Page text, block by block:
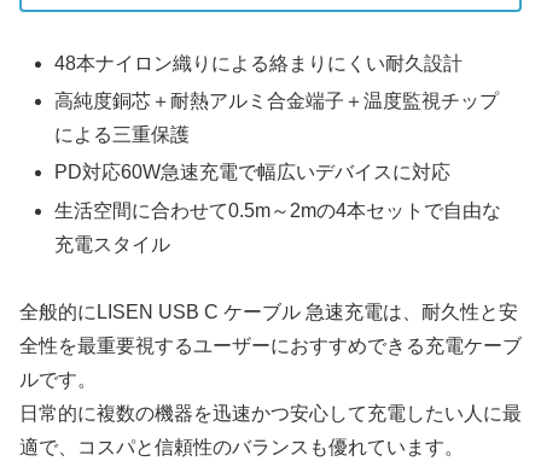
48本ナイロン織りによる絡まりにくい耐久設計
高純度銅芯＋耐熱アルミ合金端子＋温度監視チップ
による三重保護
PD対応60W急速充電で幅広いデバイスに対応
生活空間に合わせて0.5m～2mの4本セットで自由な
充電スタイル
全般的にLISEN USB C ケーブル 急速充電は、耐久性と安
全性を最重要視するユーザーにおすすめできる充電ケーブ
ルです。
日常的に複数の機器を迅速かつ安心して充電したい人に最
適で、コスパと信頼性のバランスも優れています。